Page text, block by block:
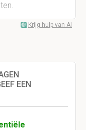
Krijg hulp van AI
EEN